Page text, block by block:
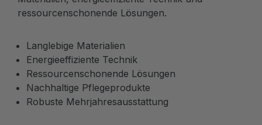
ressourcenschonende Lösungen.
Langlebige Materialien
Energieeffiziente Technik
Ressourcenschonende Lösungen
Nachhaltige Pflegeprodukte
Robuste Mehrjahresausstattung